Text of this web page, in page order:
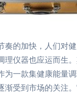
奏的加快，人们对
理仪器也应运而生
为一款集健康能量
渐受到市场的关注